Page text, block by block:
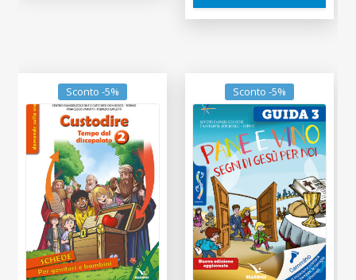
Sconto -5% Sconto -5%